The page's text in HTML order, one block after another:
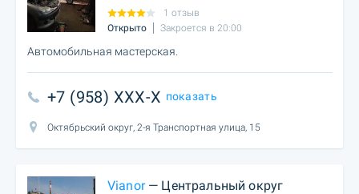
1 отзыв
Открыто
Закроется в 20:00
Автомобильная мастерская.
+7 (958) XXX-X показать
Октябрьский округ, 2-я Транспортная улица, 15
Vianor— Центральный округ